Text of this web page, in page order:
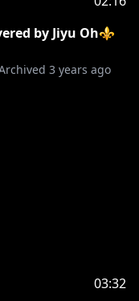
by Jiyu Oh⚜
3 years ago
03:32